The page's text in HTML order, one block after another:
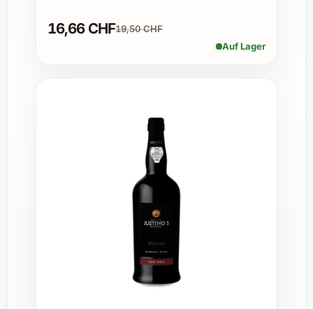
optimal zur Geltung zu bringen.
Wie lange kann man den Riesling lagern?
Der Dr. Bürklin Wolf Riesling Trocken
2024 eignet sich für den kurzfristigen
Genuss, kann aber bei richtiger Lagerung
auch 3-5 Jahre reifen und an Komplexität
16,66 CHF19,50 CHF
Auf Lager